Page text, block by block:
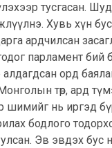
тусгасан.
Хувь хүн
ардчилсан
парламент бий
орд
төр, ард
шимийг нь иргэд
бодлого
Эв эвдэх бус